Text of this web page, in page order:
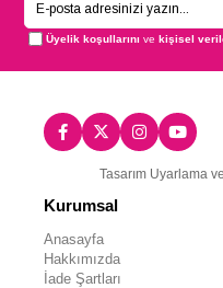
Üyelik koşullarını vekişisel
Tasarım Uyarlama
Kurumsal
Anasayfa
Hakkımızda
İade Şartları